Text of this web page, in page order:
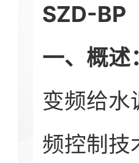
SZD-BP
一、概述
变频给水
频控制技